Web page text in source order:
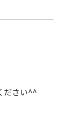
ださい^^